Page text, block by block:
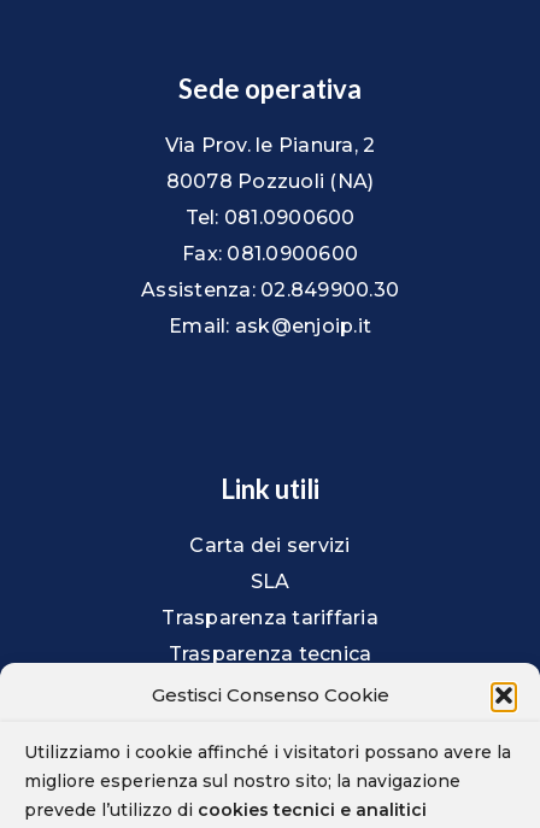
Gestisci Consenso Cookie
Utilizziamo i cookie affinché i visitatori possano avere la
migliore esperienza sul nostro sito; la navigazione
prevede l’utilizzo di cookies tecnici e analitici
Sede operativa
Via Prov. le Pianura, 2
80078 Pozzuoli (NA)
Tel: 081.0900600
Fax: 081.0900600
Assistenza: 02.849900.30
Email: ask@enjoip.it
Link utili
Carta dei servizi
SLA
Trasparenza tariffaria
Trasparenza tecnica
Prestazioni offerte
Contratti e listini
Privacy